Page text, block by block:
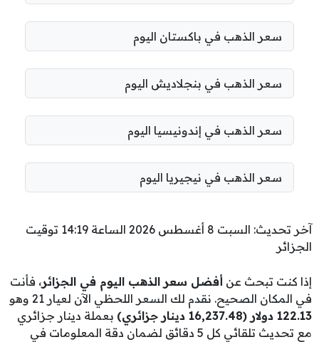
سعر الذهب في باكستان اليوم
سعر الذهب في بنجلاديش اليوم
سعر الذهب في إندونيسيا اليوم
سعر الذهب في نيجيريا اليوم
آخر تحديث: السبت 8 أغسطس 2026 الساعة 14:19 توقيت
الجزائر
إذا كنت تبحث عن أفضل سعر الذهب اليوم في الجزائر، فأنت
في المكان الصحيح. نقدم لك السعر اللحظي الآن لعيار 21 وهو
122.13 دولار (16,237.48 دينار جزائري)
بعملة دينار جزائري
مع تحديث تلقائي كل 5 دقائق لضمان دقة المعلومات في